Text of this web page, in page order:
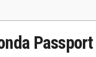
Passport